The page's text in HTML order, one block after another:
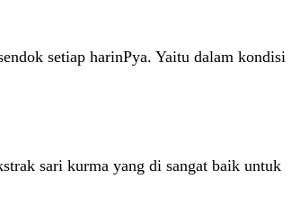
setiap harinPya. Yaitu dalam kondisi
sari kurma yang di sangat baik untuk